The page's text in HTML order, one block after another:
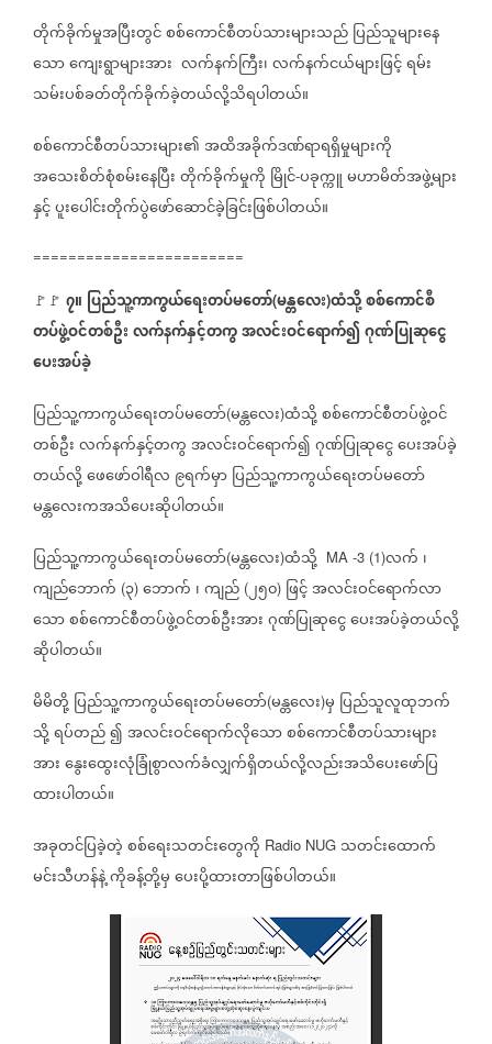
တိုက်ခိုက်မှုအပြီးတွင်စစ်ကောင်စီတပ်သားများသည်ပြည်သူများနေ
သောကျေးရွာများအား လက်နက်ကြီး၊လက်နက်ငယ်များဖြင့်ရမ်း
သမ်းပစ်ခတ်တိုက်ခိုက်ခဲ့တယ်လို့သိရပါတယ်။
စစ်ကောင်စီတပ်သားများ၏အထိအခိုက်ဒဏ်ရာရရှိမှုများကို
အသေးစိတ်စုံစမ်းနေပြီးတိုက်ခိုက်မှုကို မြိုင်-ပခုက္ကူမဟာမိတ်အဖွဲ့များ
နှင့်ပူးပေါင်းတိုက်ပွဲဖော်ဆောင်ခဲ့ခြင်းဖြစ်ပါတယ်။
========================
🚩🚩 ၇။ ပြည်သူ့ကာကွယ်ရေးတပ်မတော်(မန္တလေး)ထံသို့စစ်ကောင်စီ
တပ်ဖွဲ့ဝင်တစ်ဦးလက်နက်နှင့်တကွအလင်းဝင်ရောက်၍ဂုဏ်ပြုဆုငွေ
ပေးအပ်ခဲ့
ပြည်သူ့ကာကွယ်ရေးတပ်မတော်(မန္တလေး)ထံသို့စစ်ကောင်စီတပ်ဖွဲ့ဝင်
တစ်ဦးလက်နက်နှင့်တကွအလင်းဝင်ရောက်၍ဂုဏ်ပြုဆုငွေပေးအပ်ခဲ့
တယ်လို့ဖေဖော်ဝါရီလ ၉ရက်မှာပြည်သူ့ကာကွယ်ရေးတပ်မတော်
မန္တလေးကအသိပေးဆိုပါတယ်။
ပြည်သူ့ကာကွယ်ရေးတပ်မတော်(မန္တလေး)ထံသို့ MA -3 (1)လက် ၊
ကျည်ဘောက် (၃) ဘောက် ၊ကျည် (၂၅၀) ဖြင့်အလင်းဝင်ရောက်လာ
သောစစ်ကောင်စီတပ်ဖွဲ့ဝင်တစ်ဦးအားဂုဏ်ပြုဆုငွေပေးအပ်ခဲ့တယ်လို့
ဆိုပါတယ်။
မိမိတို့ပြည်သူ့ကာကွယ်ရေးတပ်မတော်(မန္တလေး)မှ ပြည်သူလူထုဘက်
သို့ရပ်တည်၍အလင်းဝင်ရောက်လိုသောစစ်ကောင်စီတပ်သားများ
အားနွေးထွေးလုံခြုံစွာလက်ခံလျှက်ရှိတယ်လို့လည်းအသိပေးဖော်ပြ
ထားပါတယ်။
အခုတင်ပြခဲ့တဲ့စစ်ရေးသတင်းတွေကို Radio NUG သတင်းထောက်
မင်းသီဟန်နဲ့ကိုခန့်တို့မှပေးပို့ထားတာဖြစ်ပါတယ်။